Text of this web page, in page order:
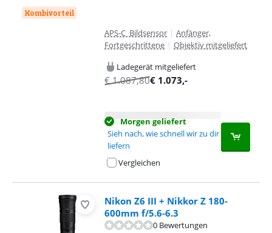
Kombivorteil
APS-C Bildsensor | Anfänger,
Fortgeschrittene | Objektiv mitgeliefert
Ladegerät mitgeliefert
€1.087,80€ 1.073,-
Morgen geliefert
Sieh nach, wie schnell wir zu dir
liefern
Vergleichen
Nikon Z6 III + Nikkor Z 180-
600mm f/5.6-6.3
0 Bewertungen